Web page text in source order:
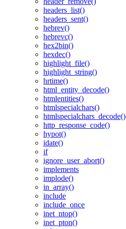
headers_list()
headers_sent()
hebrev()
hebrevc()
hex2bin()
hexdec()
highlight_file()
highlight_string()
hrtime()
html_entity_decode()
htmlentities()
htmlspecialchars()
htmlspecialchars_decode()
http_response_code()
hypot()
idate()
if
ignore_user_abort()
implements
implode()
in_array()
include
include_once
inet_ntop()
inet_pton()